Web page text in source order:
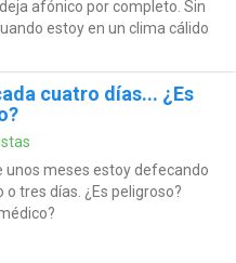
afónico por completo. Sin
estoy en un clima cálido
cuatro días... ¿Es
unos meses estoy defecando
o tres días. ¿Es peligroso?